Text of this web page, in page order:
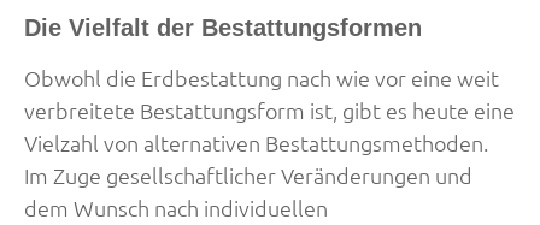
Die Vielfalt der Bestattungsformen
Obwohl die Erdbestattung nach wie vor eine weit
verbreitete Bestattungsform ist, gibt es heute eine
Vielzahl von alternativen Bestattungsmethoden.
Im Zuge gesellschaftlicher Veränderungen und
dem Wunsch nach individuellen